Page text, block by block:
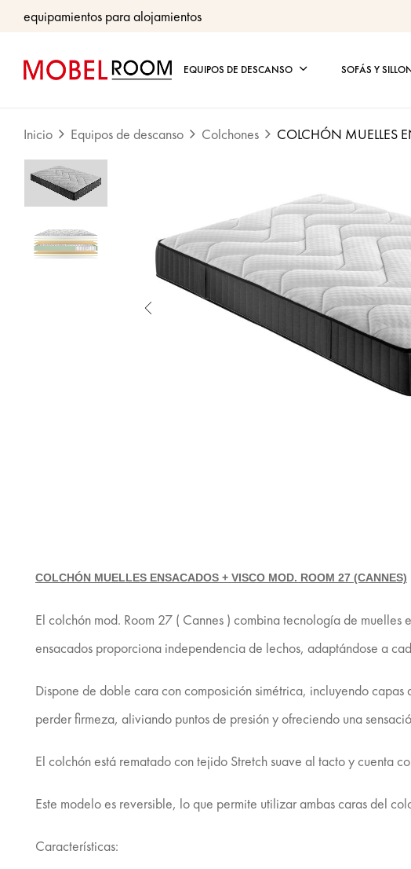
equipamientos para alojamientos
EQUIPOS DE DESCANSO SOFÁS Y
Inicio Equipos de descanso Colchones COLCHÓN MUELLES
COLCHÓN MUELLES ENSACADOS + VISCO MOD. ROOM 27 (CANNES)
El colchón mod. Room 27 ( Cannes ) combina tecnología de
ensacados proporciona independencia de lechos, adaptándose a
Dispone de doble cara con composición simétrica, incluyendo
perder firmeza, aliviando puntos de presión y ofreciendo una
El colchón está rematado con tejido Stretch suave al tacto y cuenta
Este modelo es reversible, lo que permite utilizar ambas caras del
Características: